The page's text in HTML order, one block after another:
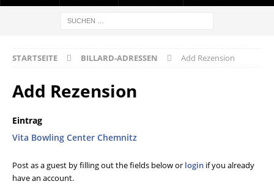
STARTSEITE BILLARD-ADRESSEN Add Rezension
Add Rezension
Eintrag
Vita Bowling Center Chemnitz
Post as a guest by filling out the fields below or login if you already
have an account.